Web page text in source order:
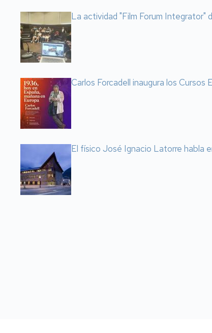
La actividad "Film Forum Integrator"
Carlos Forcadell inaugura los
El físico José Ignacio Latorre habla